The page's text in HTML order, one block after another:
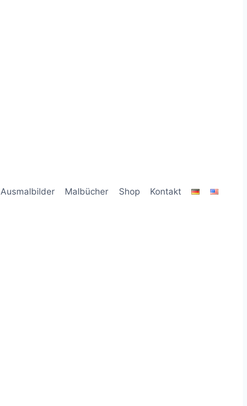
Ausmalbilder Malbücher Shop Kontakt